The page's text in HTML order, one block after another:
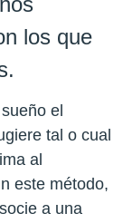
los que
el
tal o cual
al
este método,
a una